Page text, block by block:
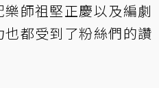
師祖堅正慶以及編劇
都受到了粉絲們的讚